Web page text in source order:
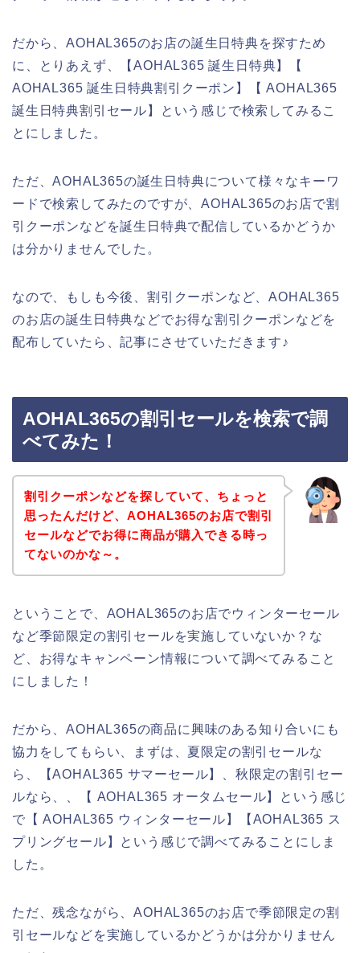
だから、AOHAL365のお店の誕生日特典を探すため
に、とりあえず、【AOHAL365 誕生日特典】【
AOHAL365 誕生日特典割引クーポン】【 AOHAL365
誕生日特典割引セール】という感じで検索してみるこ
とにしました。
ただ、AOHAL365の誕生日特典について様々なキーワ
ードで検索してみたのですが、AOHAL365のお店で割
引クーポンなどを誕生日特典で配信しているかどうか
は分かりませんでした。
なので、もしも今後、割引クーポンなど、AOHAL365
のお店の誕生日特典などでお得な割引クーポンなどを
配布していたら、記事にさせていただきます♪
AOHAL365の割引セールを検索で調
べてみた！
割引クーポンなどを探していて、ちょっと
思ったんだけど、AOHAL365のお店で割引
セールなどでお得に商品が購入できる時っ
てないのかな～。
ということで、AOHAL365のお店でウィンターセール
など季節限定の割引セールを実施していないか？な
ど、お得なキャンペーン情報について調べてみること
にしました！
だから、AOHAL365の商品に興味のある知り合いにも
協力をしてもらい、まずは、夏限定の割引セールな
ら、【AOHAL365 サマーセール】、秋限定の割引セー
ルなら、、【 AOHAL365 オータムセール】という感じ
で【 AOHAL365 ウィンターセール】【AOHAL365 ス
プリングセール】という感じで調べてみることにしま
した。
ただ、残念ながら、AOHAL365のお店で季節限定の割
引セールなどを実施しているかどうかは分かりません